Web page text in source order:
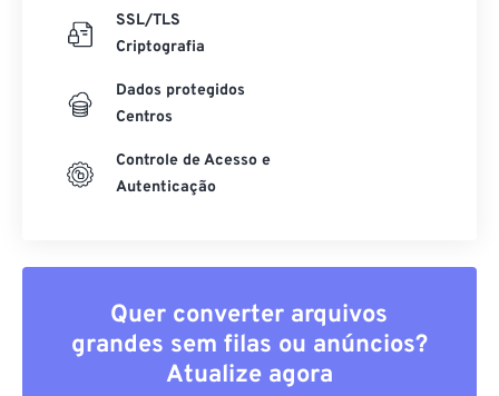
SSL/TLS
Criptografia
Dados protegidos
Centros
Controle de Acesso e
Autenticação
Quer converter arquivos
grandes sem filas ou anúncios?
Atualize agora